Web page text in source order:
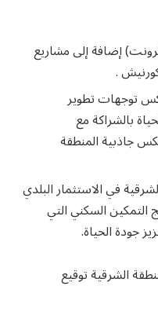
إضافة إلى مشاريع
.
توجهات تطوير
بالشراكة مع
جاذبية المنطقة
في الاستثمار البلدي
التمكين السكني التي
جودة الحياة.
الشرقية توقيع